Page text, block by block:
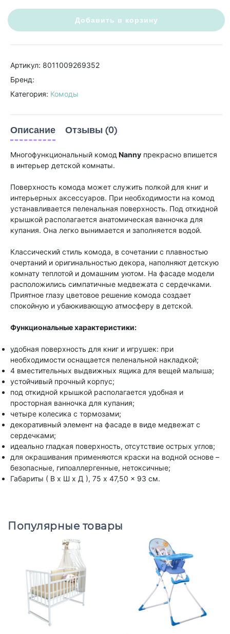
Добавить в корзину
Артикул: 8011009269352
Бренд:
Категория: Комоды
Описание Отзывы (0)
Многофункциональный комод Nanny прекрасно впишется
в интерьер детской комнаты.
Поверхность комода может служить полкой для книг и
интерьерных аксессуаров. При необходимости на комод
устанавливается пеленальная поверхность. Под откидной
крышкой располагается анатомическая ванночка для
купания. Она легко вынимается и заполняется водой.
Классический стиль комода, в сочетании с плавностью
очертаний и оригинальностью декора, наполняют детскую
комнату теплотой и домашним уютом. На фасаде модели
расположились симпатичные медвежата с сердечками.
Приятное глазу цветовое решение комода создает
спокойную и убаюкивающую атмосферу в детской.
Функциональные характеристики:
удобная поверхность для книг и игрушек: при
необходимости оснащается пеленальной накладкой;
4 вместительных выдвижных ящика для вещей малыша;
устойчивый прочный корпус;
под откидной крышкой располагается удобная и
просторная ванночка для купания;
четыре колесика с тормозами;
декоративный элемент на фасаде в виде медвежат с
сердечками;
идеально гладкая поверхность, отсутствие острых углов;
для окрашивания применяются краски на водной основе –
безопасные, гипоаллергенные, нетоксичные;
Габариты ( В х Ш х Д ), 75 x 47,50 x 93 см.
Популярные товары